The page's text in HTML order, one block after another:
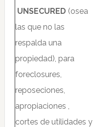
UNSECURED (osea
las que no las
respalda una
propiedad), para
foreclosures,
reposeciones,
apropiaciones ,
cortes de utilidades y